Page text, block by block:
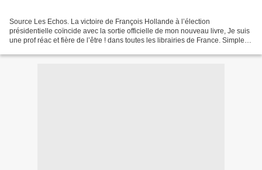
Source Les Echos. La victoire de François Hollande à l’élection
présidentielle coïncide avec la sortie officielle de mon nouveau livre, Je suis
une prof réac et fière de l’être ! dans toutes les librairies de France. Simple